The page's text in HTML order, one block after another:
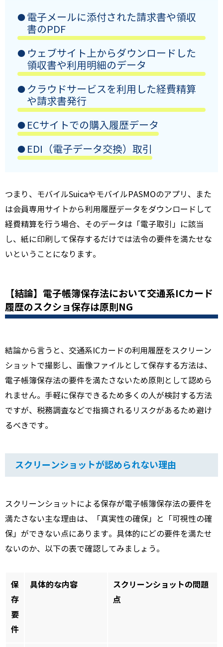
電子メールに添付された請求書や領収
書のPDF
ウェブサイト上からダウンロードした
領収書や利用明細のデータ
クラウドサービスを利用した経費精算
や請求書発行
ECサイトでの購入履歴データ
EDI（電子データ交換）取引
つまり、モバイルSuicaやモバイルPASMOのアプリ、また
は会員専用サイトから利用履歴データをダウンロードして
経費精算を行う場合、そのデータは「電子取引」に該当
し、紙に印刷して保存するだけでは法令の要件を満たせな
いということになります。
【結論】電子帳簿保存法において交通系ICカード
履歴のスクショ保存は原則NG
結論から言うと、交通系ICカードの利用履歴をスクリーン
ショットで撮影し、画像ファイルとして保存する方法は、
電子帳簿保存法の要件を満たさないため原則として認めら
れません。手軽に保存できるため多くの人が検討する方法
ですが、税務調査などで指摘されるリスクがあるため避け
るべきです。
スクリーンショットが認められない理由
スクリーンショットによる保存が電子帳簿保存法の要件を
満たさない主な理由は、「真実性の確保」と「可視性の確
保」ができない点にあります。具体的にどの要件を満たせ
ないのか、以下の表で確認してみましょう。
保
存
要
件
具体的な内容
スクリーンショットの問題
点